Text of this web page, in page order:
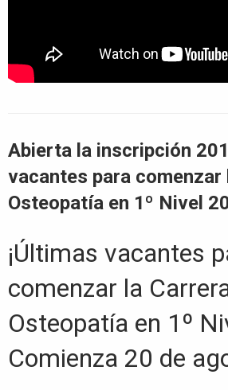
Abierta la inscripción
vacantes para comenzar
Osteopatía en 1º Nivel
¡Últimas vacantes
comenzar la
Osteopatía en 1º
Comienza 20 de